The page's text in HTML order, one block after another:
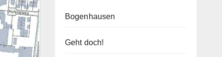
Bogenhausen
Geht doch!